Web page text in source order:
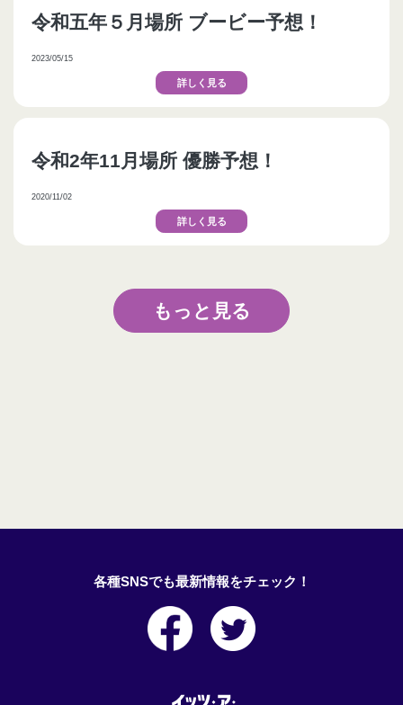
令和五年５月場所 ブービー予想！
2023/05/15
詳しく見る
令和2年11月場所 優勝予想！
2020/11/02
詳しく見る
もっと見る
各種SNSでも最新情報をチェック！